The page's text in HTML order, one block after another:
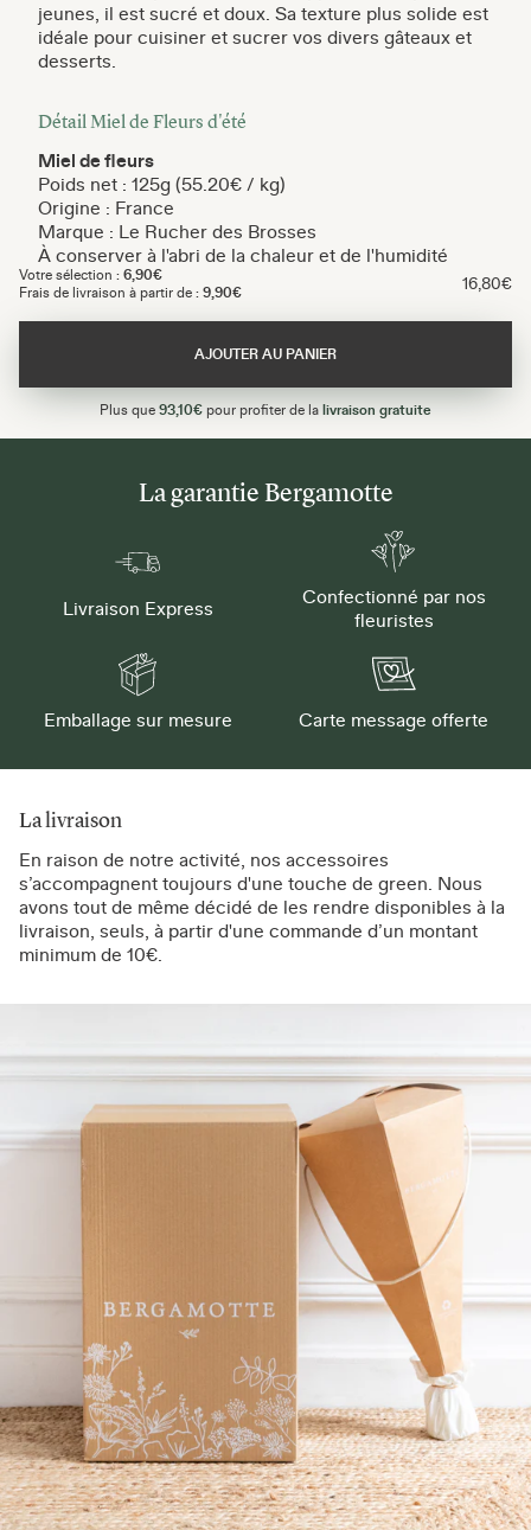
jeunes, il est sucré et doux. Sa texture plus solide est
idéale pour cuisiner et sucrer vos divers gâteaux et
desserts.
Détail Miel de Fleurs d'été
Miel de fleurs
Poids net : 125g (55.20€ / kg)
Origine : France
Marque : Le Rucher des Brosses
À conserver à l'abri de la chaleur et de l'humidité
Votre sélection : 6,90€
Frais de livraison à partir de : 9,90€
16,80€
AJOUTER AU PANIER
Plus que 93,10€ pour profiter de la livraison gratuite
La garantie Bergamotte
Livraison Express
Confectionné par nos
fleuristes
Emballage sur mesure Carte message offerte
La livraison
En raison de notre activité, nos accessoires
s’accompagnent toujours d'une touche de green. Nous
avons tout de même décidé de les rendre disponibles à la
livraison, seuls, à partir d'une commande d’un montant
minimum de 10€.